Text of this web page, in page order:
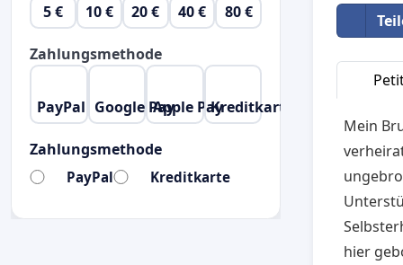
Mein
hier
5 € 10 € 20 € 40 € 80 €
Zahlungsmethode
PayPal Google PayApple PayKreditkarte
Zahlungsmethode
PayPal Kreditkarte